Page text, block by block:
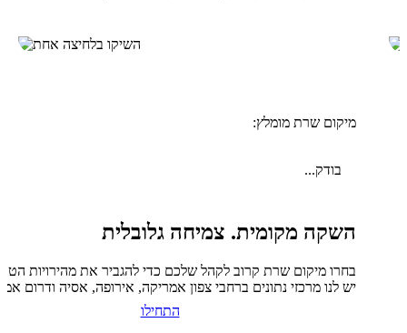
מיקום שרת מומלץ:
בודק...
השקה מקומית. צמיחה גלובלית
בחרו מיקום שרת קרוב לקהל שלכם כדי להגביר את מהירויות
יש לנו מרכזי נתונים ברחבי צפון אמריקה, אירופה, אסיה ודרום
התחילו